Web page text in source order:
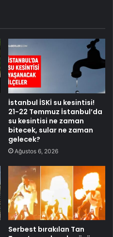
İstanbul İSKİ su kesintisi!
21-22 Temmuz İstanbul’da
su kesintisi ne zaman
bitecek, sular ne zaman
gelecek?
Ağustos 6, 2026
Serbest bırakılan Tan